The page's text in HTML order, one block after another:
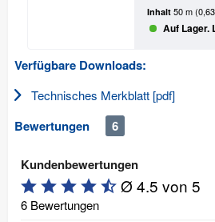
Inhalt 50 m
Auf Lager.
Verfügbare Downloads:
Technisches Merkblatt [pdf]
Bewertungen 6
Kundenbewertungen
Ø 4.5 von 5
6 Bewertungen